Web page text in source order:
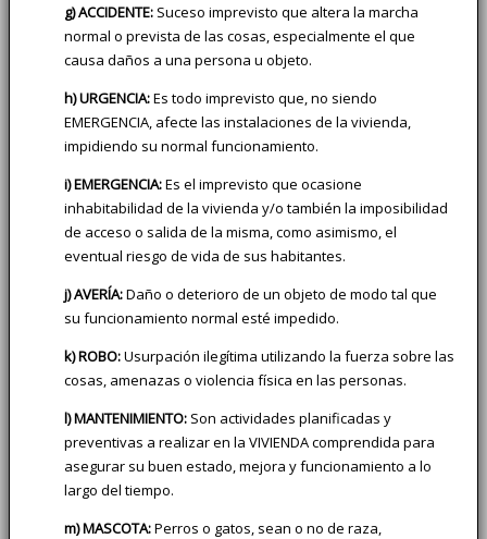
g) ACCIDENTE: Suceso imprevisto que altera la marcha
normal o prevista de las cosas, especialmente el que
causa daños a una persona u objeto.
h) URGENCIA:Es todo imprevisto que, no siendo
EMERGENCIA, afecte las instalaciones de la vivienda,
impidiendo su normal funcionamiento.
i) EMERGENCIA:Es el imprevisto que ocasione
inhabitabilidad de la vivienda y/o también la imposibilidad
de acceso o salida de la misma, como asimismo, el
eventual riesgo de vida de sus habitantes.
j) AVERÍA:Daño o deterioro de un objeto de modo tal que
su funcionamiento normal esté impedido.
k) ROBO:Usurpación ilegítima utilizando la fuerza sobre las
cosas, amenazas o violencia física en las personas.
l) MANTENIMIENTO: Son actividades planificadas y
preventivas a realizar en la VIVIENDA comprendida para
asegurar su buen estado, mejora y funcionamiento a lo
largo del tiempo.
m) MASCOTA:Perros o gatos, sean o no de raza,